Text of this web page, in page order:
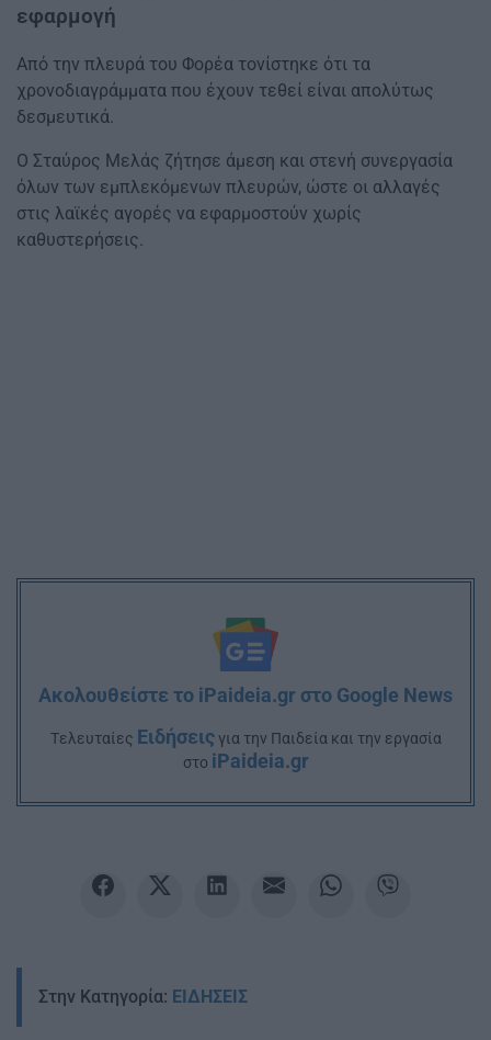
εφαρμογή
Από την πλευρά του Φορέα τονίστηκε ότι τα
χρονοδιαγράμματα που έχουν τεθεί είναι απολύτως
δεσμευτικά.
Ο Σταύρος Μελάς ζήτησε άμεση και στενή συνεργασία
όλων των εμπλεκόμενων πλευρών, ώστε οι αλλαγές
στις λαϊκές αγορές να εφαρμοστούν χωρίς
καθυστερήσεις.
Ακολουθείστε το iPaideia.gr στο Google News
Tελευταίες Ειδήσειςγια την Παιδεία και την εργασία
στο iPaideia.gr
Στην Κατηγορία: ΕΙΔΗΣΕΙΣ